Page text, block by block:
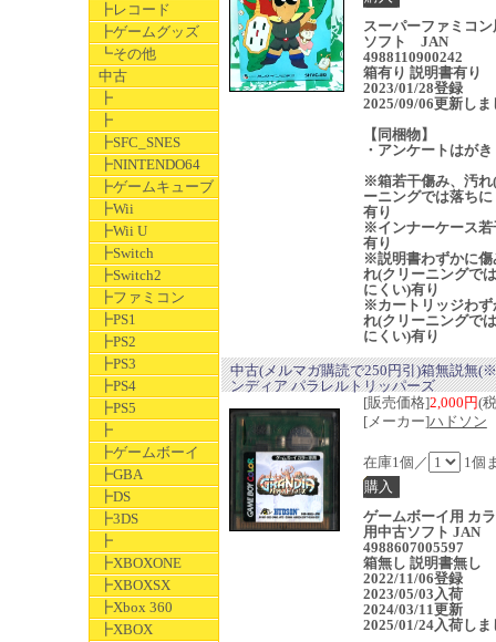
┣レコード
┣ゲームグッズ
┗その他
中古
┣
┣
┣SFC_SNES
┣NINTENDO64
┣ゲームキューブ
┣Wii
┣Wii U
┣Switch
┣Switch2
┣ファミコン
┣PS1
┣PS2
┣PS3
┣PS4
┣PS5
┣
┣ゲームボーイ
┣GBA
┣DS
┣3DS
┣
┣XBOXONE
┣XBOXSX
┣Xbox 360
┣XBOX
スーパーファミコ
ソフト JAN
4988110900242
箱有り 説明書有り
2023/01/28登録
2025/09/06更新しま
【同梱物】
・アンケートはがき
※箱若干傷み、汚れ
ーニングでは落ちに
有り
※インナーケース若
有り
※説明書わずかに傷
れ(クリーニングで
にくい)有り
※カートリッジわず
れ(クリーニングで
にくい)有り
中古(メルマガ購読で250円引)箱無説無
ンディア パラレルトリッパーズ
[販売価格]2,000円(
[メーカー]ハドソン
在庫1個／ 1個
ゲームボーイ用 カ
用中古ソフト JAN
4988607005597
箱無し 説明書無し
2022/11/06登録
2023/05/03入荷
2024/03/11更新
2025/01/24入荷しま